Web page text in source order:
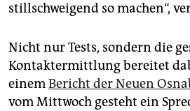
stillschweigend so machen“,
Nicht nur Tests, sondern die
Kontaktermittlung bereitet
einemBericht der Neuen
vom Mittwoch gesteht ein